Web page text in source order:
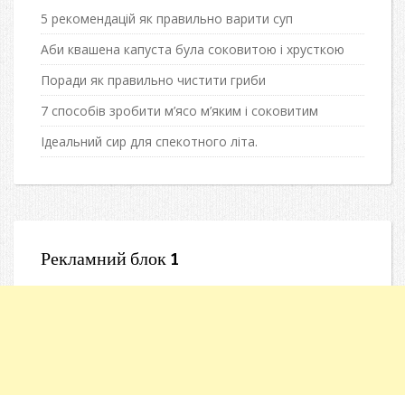
5 рекомендацій як правильно варити суп
Аби квашена капуста була соковитою і хрусткою
Поради як правильно чистити гриби
7 способів зробити м’ясо м’яким і соковитим
Ідеальний сир для спекотного літа.
Рекламний блок 1